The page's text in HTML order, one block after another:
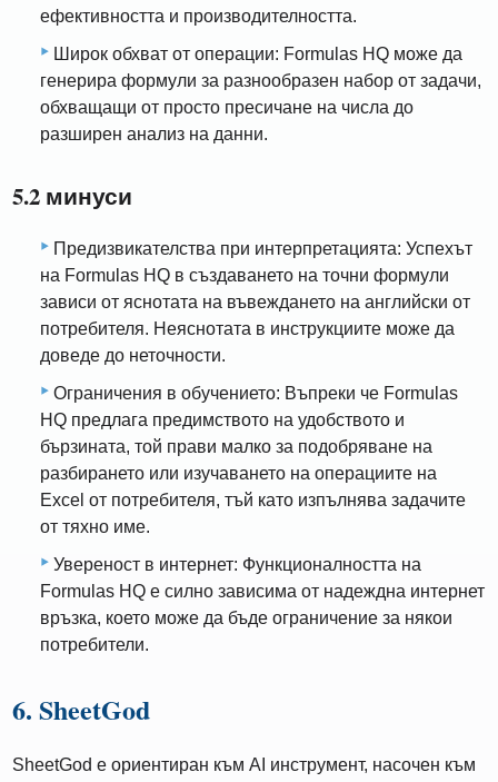
ефективността и производителността.
Широк обхват от операции: Formulas HQ може да
генерира формули за разнообразен набор от задачи,
обхващащи от просто пресичане на числа до
разширен анализ на данни.
5.2 минуси
Предизвикателства при интерпретацията: Успехът
на Formulas HQ в създаването на точни формули
зависи от яснотата на въвеждането на английски от
потребителя. Неяснотата в инструкциите може да
доведе до неточности.
Ограничения в обучението: Въпреки че Formulas
HQ предлага предимството на удобството и
бързината, той прави малко за подобряване на
разбирането или изучаването на операциите на
Excel от потребителя, тъй като изпълнява задачите
от тяхно име.
Увереност в интернет: Функционалността на
Formulas HQ е силно зависима от надеждна интернет
връзка, което може да бъде ограничение за някои
потребители.
6. SheetGod
SheetGod е ориентиран към AI инструмент, насочен към